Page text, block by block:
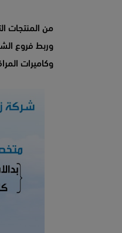
من المنتجات
وكاميرات